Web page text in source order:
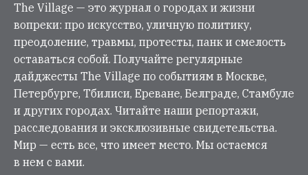
The Village — это журнал о городах и жизни
вопреки: про искусство, уличную политику,
преодоление, травмы, протесты, панк и смелость
оставаться собой. Получайте регулярные
дайджесты The Village по событиям в Москве,
Петербурге, Тбилиси, Ереване, Белграде, Стамбуле
и других городах. Читайте наши репортажи,
расследования и эксклюзивные свидетельства.
Мир — есть все, что имеет место. Мы остаемся
в нем с вами.